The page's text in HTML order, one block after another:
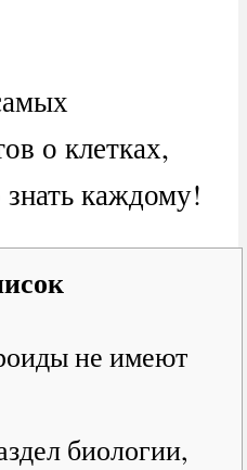
о клетках,
каждому!
не имеют
биологии,